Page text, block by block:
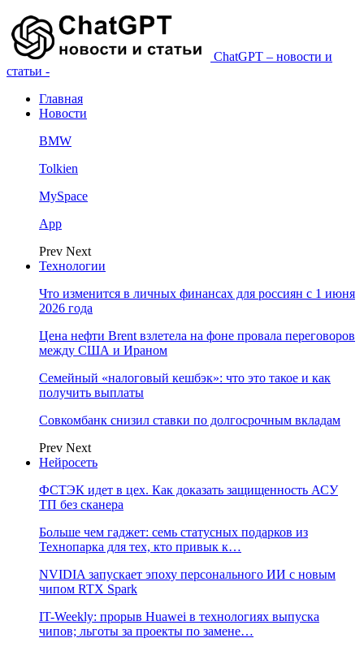
ChatGPT – новости и
статьи -
Главная
Новости
BMW
Tolkien
MySpace
App
Prev Next
Технологии
Что изменится в личных финансах для россиян с 1 июня
2026 года
Цена нефти Brent взлетела на фоне провала переговоров
между США и Ираном
Семейный «налоговый кешбэк»: что это такое и как
получить выплаты
Совкомбанк снизил ставки по долгосрочным вкладам
Prev Next
Нейросеть
ФСТЭК идет в цех. Как доказать защищенность АСУ
ТП без сканера
Больше чем гаджет: семь статусных подарков из
Технопарка для тех, кто привык к…
NVIDIA запускает эпоху персонального ИИ с новым
чипом RTX Spark
IT-Weekly: прорыв Huawei в технологиях выпуска
чипов; льготы за проекты по замене…